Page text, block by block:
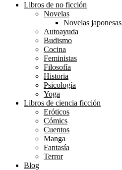
Libros de no ficción
Novelas
Novelas japonesas
Autoayuda
Budismo
Cocina
Feministas
Filosofía
Historia
Psicología
Yoga
Libros de ciencia ficción
Eróticos
Cómics
Cuentos
Manga
Fantasía
Terror
Blog